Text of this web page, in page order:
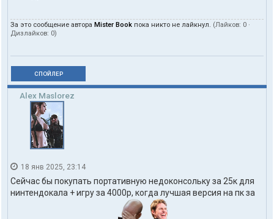
За это сообщение автора Mister Book пока никто не лайкнул. (Лайков: 0 ·
Дизлайков: 0)
СПОЙЛЕР
Alex Maslorez
18 янв 2025, 23:14
Сейчас бы покупать портативную недоконсольку за 25к для
нинтендокала + игру за 4000р, когда лучшая версия на пк за